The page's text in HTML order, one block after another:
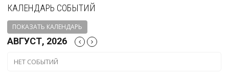
КАЛЕНДАРЬ СОБЫТИЙ
ПОКАЗАТЬ КАЛЕНДАРЬ
АВГУСТ, 2026
НЕТ СОБЫТИЙ